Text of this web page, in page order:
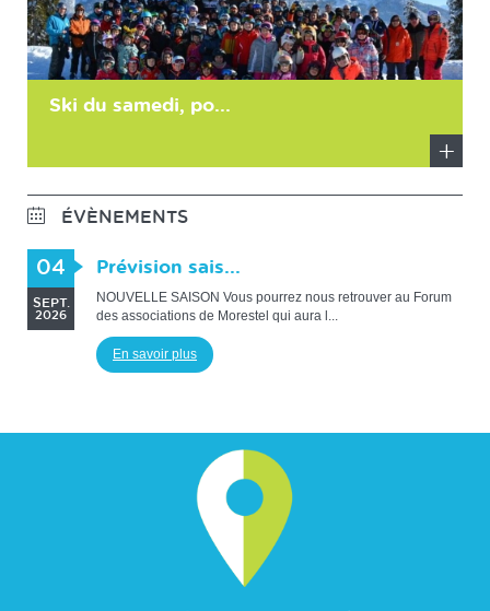
Ski du samedi, po...
savoir
ÉVÈNEMENTS
04
SEPT.
2026
Prévision sais...
NOUVELLE SAISON Vous pourrez nous retrouver au Forum
des associations de Morestel qui aura l...
En savoir plus